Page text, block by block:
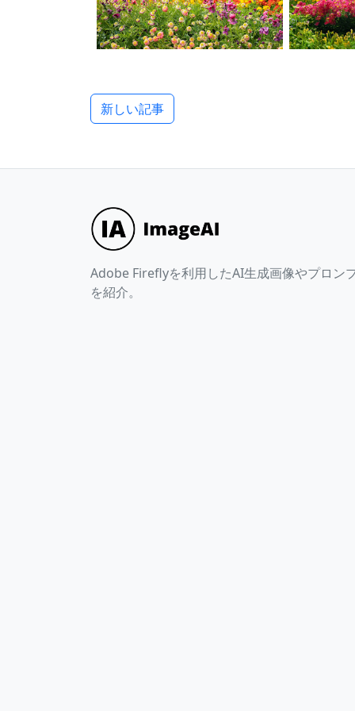
新しい記事
Adobe Fireflyを利用したAI生成画像やプロン
を紹介。